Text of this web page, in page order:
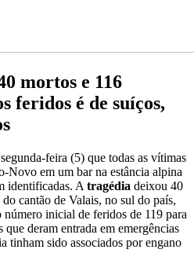
mortos e 116
feridos é de suíços,
feira (5) que todas as vítimas
Novo em um bar na estância alpina
identificadas. A tragédia deixou 40
cantão de Valais, no sul do país,
inicial de feridos de 119 para
deram entrada em emergências
tinham sido associados por engano